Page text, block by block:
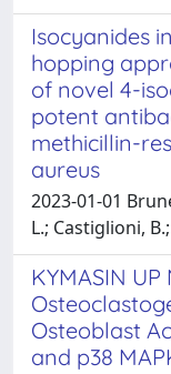
Isocyanides
hopping
of novel 4-
potent
methicillin-
aureus
2023-01-01
L.; Castiglioni,
KYMASIN
Osteoblast
and p38